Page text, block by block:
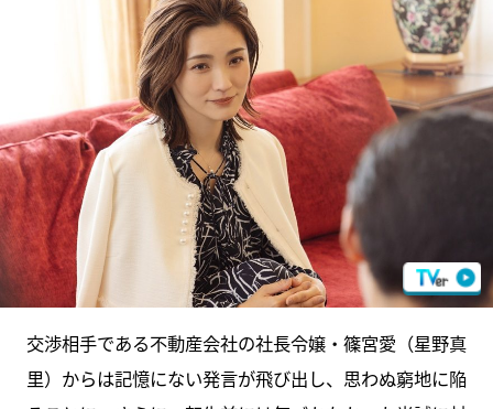
交渉相手である不動産会社の社長令嬢・篠宮愛（星野真
里）からは記憶にない発言が飛び出し、思わぬ窮地に陥